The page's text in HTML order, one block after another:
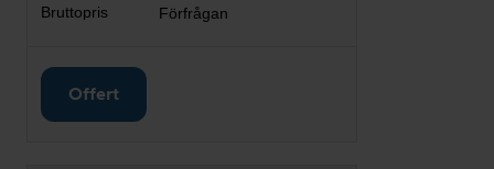
Förfrågan
Offert